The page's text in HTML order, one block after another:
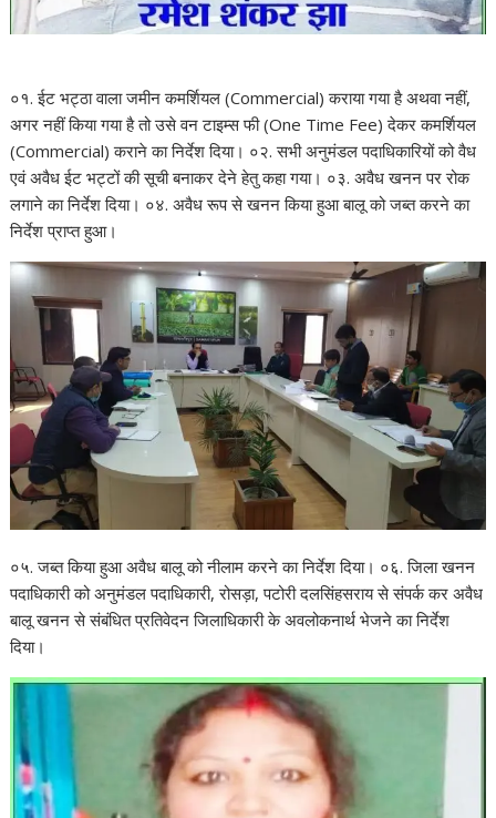
०१. ईट भट्ठा वाला जमीन कमर्शियल (Commercial) कराया गया है अथवा नहीं,
अगर नहीं किया गया है तो उसे वन टाइम्स फी (One Time Fee) देकर कमर्शियल
(Commercial) कराने का निर्देश दिया। ०२. सभी अनुमंडल पदाधिकारियों को वैध
एवं अवैध ईट भट्टों की सूची बनाकर देने हेतु कहा गया। ०३. अवैध खनन पर रोक
लगाने का निर्देश दिया। ०४. अवैध रूप से खनन किया हुआ बालू को जब्त करने का
निर्देश प्राप्त हुआ।
०५. जब्त किया हुआ अवैध बालू को नीलाम करने का निर्देश दिया। ०६. जिला खनन
पदाधिकारी को अनुमंडल पदाधिकारी, रोसड़ा, पटोरी दलसिंहसराय से संपर्क कर अवैध
बालू खनन से संबंधित प्रतिवेदन जिलाधिकारी के अवलोकनार्थ भेजने का निर्देश
दिया।